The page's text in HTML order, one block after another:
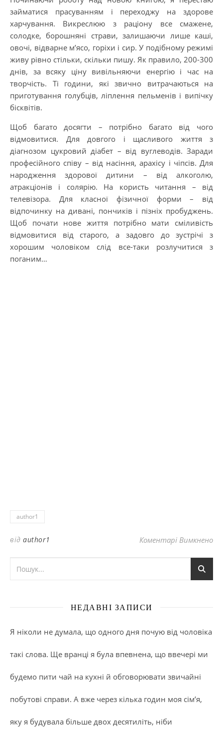
займатися прасуванням і переходжу на здорове
харчування. Викреслюю з раціону все смажене,
солодке, борошняні страви, залишаючи лише каші,
овочі, відварне м’ясо, горіхи і сир. У подібному режимі
живу рівно стільки, скільки пишу. Як правило, 200-300
днів, за всяку ціну вивільняючи енергію і час на
творчість. Ті години, які звично витрачаються на
приготування голубців, ліплення пельменів і випічку
бісквітів.
Щоб багато досягти – потрібно багато від чого
відмовитися. Для довгого і щасливого життя з
діагнозом цукровий діабет – від вуглеводів. Заради
професійного співу – від насіння, арахісу і чіпсів. Для
народження здорової дитини – від алкоголю,
атракціонів і солярію. На користь читання – від
телевізора. Для класної фізичної форми – від
відпочинку на дивані, пончиків і пізніх пробуджень.
Щоб почати нове життя потрібно мати сміливість
відмовитися від старого, а задовго до зустрічі з
хорошим чоловіком слід все-таки розлучитися з
поганим…
author1
від author1 Коментарі Вимкненодо
НЕДАВНІ ЗАПИСИ
Я ніколи не думала, що одного дня почую від чоловіка
такі слова. Ще вранці я була впевнена, що ввечері ми
будемо пити чай на кухні й обговорювати звичайні
побутові справи. А вже через кілька годин моя сім’я,
яку я будувала більше двох десятиліть, ніби